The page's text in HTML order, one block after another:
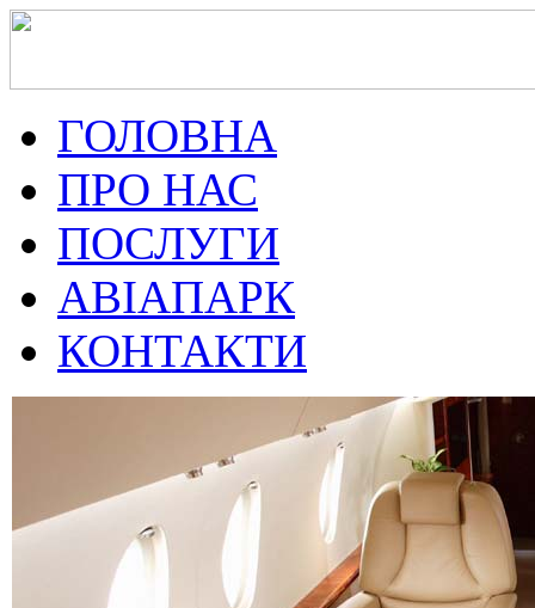
ГОЛОВНА
ПРО НАС
ПОСЛУГИ
АВІАПАРК
КОНТАКТИ